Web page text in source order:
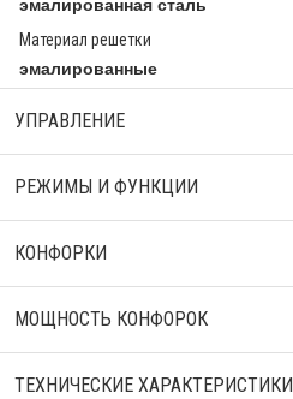
эмалированная сталь
Материал решетки
эмалированные
УПРАВЛЕНИЕ
РЕЖИМЫ И ФУНКЦИИ
КОНФОРКИ
МОЩНОСТЬ КОНФОРОК
ТЕХНИЧЕСКИЕ ХАРАКТЕРИСТИКИ